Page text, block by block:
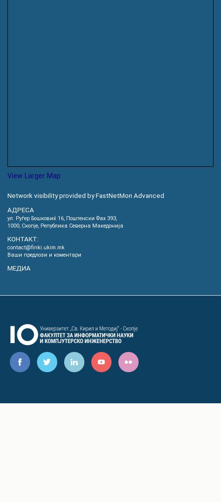
View Larger Map
Network visibility provided by FastNetMon Advanced
АДРЕСА
ул. Руѓер Бошковиќ 16, Пoштенски Фах 393,
1000, Скопје, Република Северна Македонија
КОНТАКТ:
contact@finki.ukim.mk
Ваши предлози и коментари
МЕДИА